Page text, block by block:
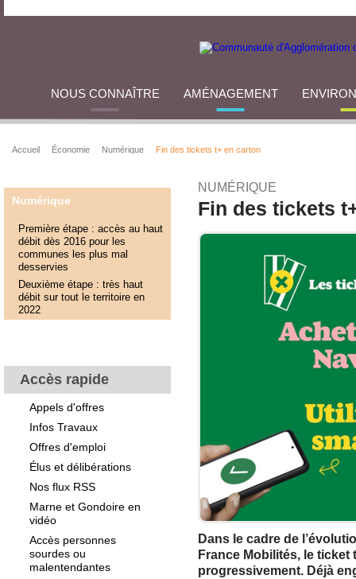
NOUS CONNAÎTRE AMÉNAGEMENT
Accueil Économie Numérique Fin des tickets t+ en carton
Numérique
Première étape : accès au haut
débit dès 2016 pour les
communes les plus mal
desservies
Deuxième étape : très haut
débit sur tout le territoire en
2022
Accès rapide
Appels d'offres
Infos Travaux
Offres d'emploi
Élus et délibérations
Nos flux RSS
Marne et Gondoire en
vidéo
Accès personnes
sourdes ou
malentendantes
NUMÉRIQUE
Fin des tickets
Dans le cadre de
France Mobilités, le
progressivement. Déjà